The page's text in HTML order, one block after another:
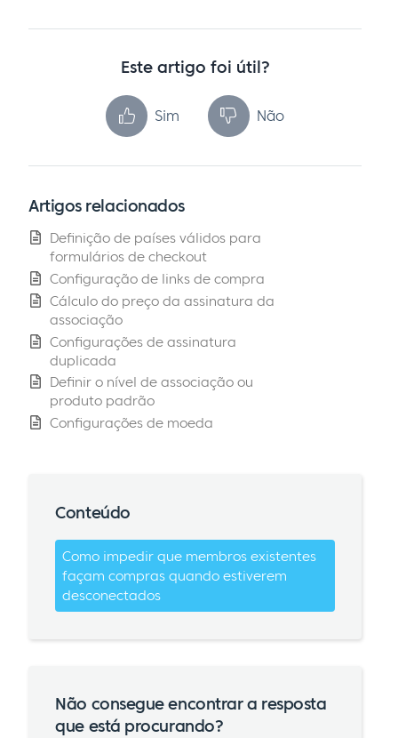
Este artigo foi útil?
Sim Não
Artigos relacionados
Definição de países válidos para
formulários de checkout
Configuração de links de compra
Cálculo do preço da assinatura da
associação
Configurações de assinatura
duplicada
Definir o nível de associação ou
produto padrão
Configurações de moeda
Conteúdo
Como impedir que membros existentes
façam compras quando estiverem
desconectados
Não consegue encontrar a resposta
que está procurando?